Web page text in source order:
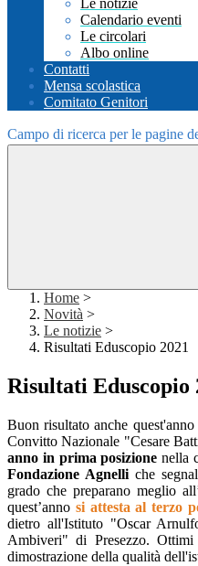
Le notizie
Calendario eventi
Le circolari
Albo online
Contatti
Mensa scolastica
Comitato Genitori
Campo di ricerca per le pagine
Home >
Novità >
Le notizie >
Risultati Eduscopio 2021
Risultati Eduscopio
Buon risultato anche
Convitto Nazionale "Cesare
anno in prima posizione nella
Fondazione Agnelli che
grado che preparano meglio
quest’anno si attesta al terzo
dietro all'Istituto "Oscar
Ambiveri" di Presezzo.
dimostrazione della qualità